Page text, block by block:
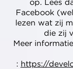
op. Lees
Facebook
lezen wat zij
die zij
Meer
: https://